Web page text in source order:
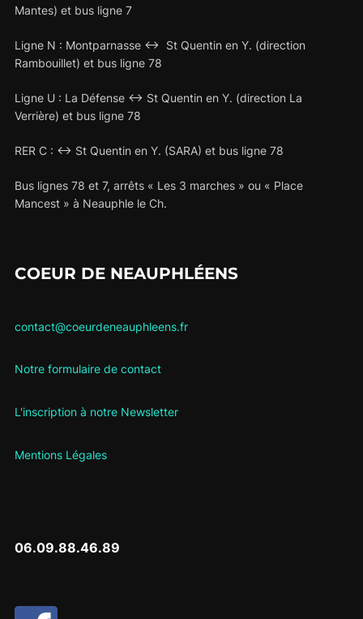
Mantes) et bus ligne 7
Ligne N : Montparnasse <-> St Quentin en Y. (direction
Rambouillet) et bus ligne 78
Ligne U : La Défense <-> St Quentin en Y. (direction La
Verrière) et bus ligne 78
RER C : <-> St Quentin en Y. (SARA) et bus ligne 78
Bus lignes 78 et 7, arrêts « Les 3 marches » ou « Place
Mancest » à Neauphle le Ch.
COEUR DE NEAUPHLÉENS
contact@coeurdeneauphleens.fr
Notre formulaire de contact
L'inscription à notre Newsletter
Mentions Légales
06.09.88.46.89